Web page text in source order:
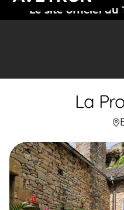
Le site officiel du
La